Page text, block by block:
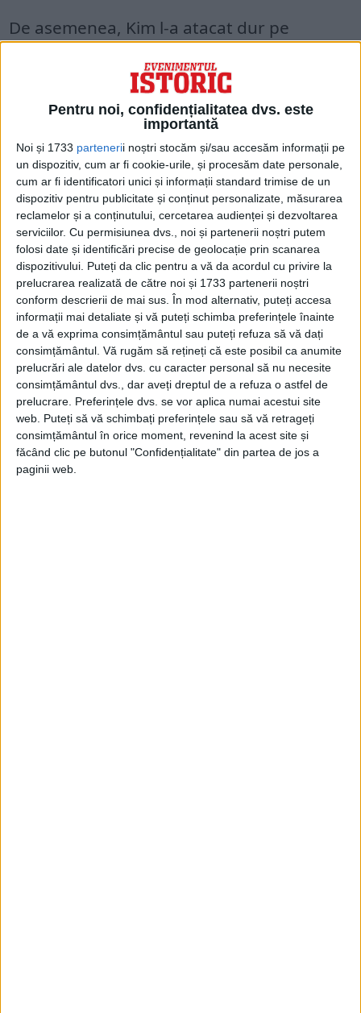
Pentru noi, confidențialitatea dvs. este
importantă
Noi și 1733 partenerii noștri stocăm și/sau accesăm informații pe
un dispozitiv, cum ar fi cookie-urile, și procesăm date personale,
cum ar fi identificatori unici și informații standard trimise de un
dispozitiv pentru publicitate și conținut personalizate, măsurarea
reclamelor și a conținutului, cercetarea audienței și dezvoltarea
serviciilor. Cu permisiunea dvs., noi și partenerii noștri putem
folosi date și identificări precise de geolocație prin scanarea
dispozitivului. Puteți da clic pentru a vă da acordul cu privire la
prelucrarea realizată de către noi și 1733 partenerii noștri
conform descrierii de mai sus. În mod alternativ, puteți accesa
informații mai detaliate și vă puteți schimba preferințele înainte
de a vă exprima consimțământul sau puteți refuza să vă dați
consimțământul. Vă rugăm să rețineți că este posibil ca anumite
prelucrări ale datelor dvs. cu caracter personal să nu necesite
consimțământul dvs., dar aveți dreptul de a refuza o astfel de
prelucrare. Preferințele dvs. se vor aplica numai acestui site
web. Puteți să vă schimbați preferințele sau să vă retrageți
consimțământul în orice moment, revenind la acest site și
făcând clic pe butonul "Confidențialitate" din partea de jos a
paginii web.
De asemenea, Kim l-a atacat dur pe
Yoon Suk Yeol, acuzând guvernul acestuia
din urmă că este plin de „gangsteri”.
„Să vorbești despre o acțiune militară
împotriva națiunii noastre, care deține
arme absolute de care se tem cel mai
mult, este absurd și este o acțiune
sinucigașă foarte periculoasă”, a
avertizat Kim.